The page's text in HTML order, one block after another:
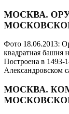
МОСКВА.
Фото 18.06.2013:
квадратная башня
Построена в 1493-
Александровском
МОСКВА.